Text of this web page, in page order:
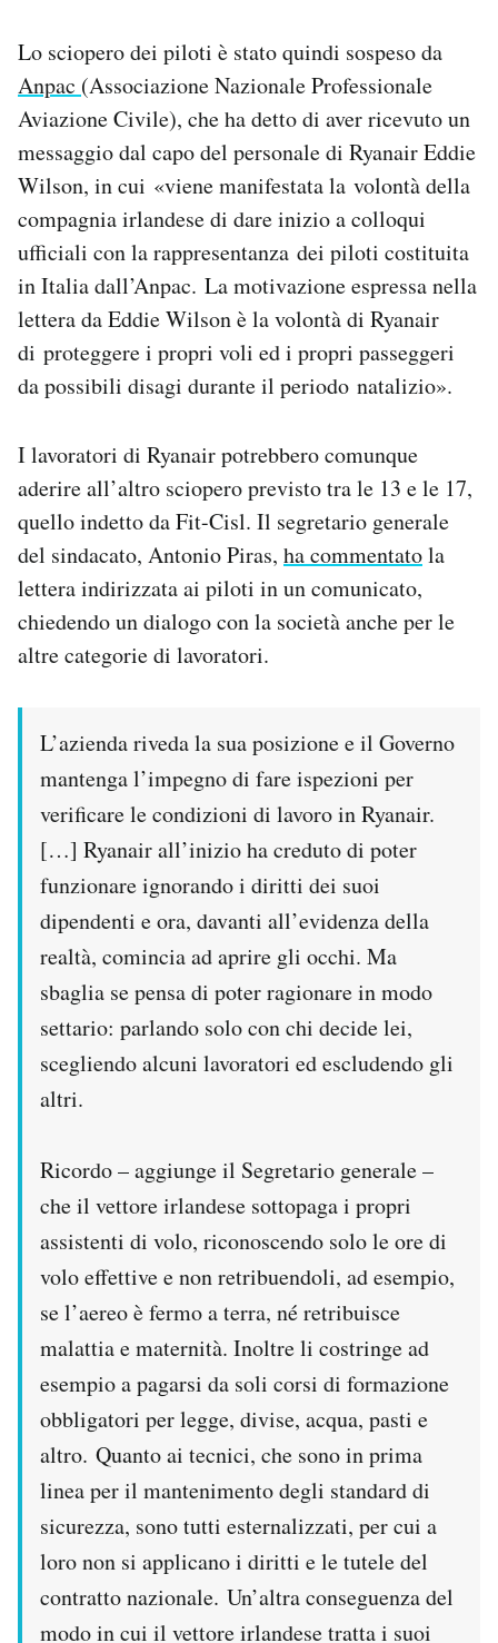
Lo sciopero dei piloti è stato quindi sospeso da
Anpac (Associazione Nazionale Professionale
Aviazione Civile), che ha detto di aver ricevuto un
messaggio dal capo del personale di Ryanair Eddie
Wilson, in cui «viene manifestata la volontà della
compagnia irlandese di dare inizio a colloqui
ufficiali con la rappresentanza dei piloti costituita
in Italia dall’Anpac. La motivazione espressa nella
lettera da Eddie Wilson è la volontà di Ryanair
di proteggere i propri voli ed i propri passeggeri
da possibili disagi durante il periodo natalizio».
I lavoratori di Ryanair potrebbero comunque
aderire all’altro sciopero previsto tra le 13 e le 17,
quello indetto da Fit-Cisl. Il segretario generale
del sindacato, Antonio Piras, ha commentatola
lettera indirizzata ai piloti in un comunicato,
chiedendo un dialogo con la società anche per le
altre categorie di lavoratori.
L’azienda riveda la sua posizione e il Governo
mantenga l’impegno di fare ispezioni per
verificare le condizioni di lavoro in Ryanair.
[…] Ryanair all’inizio ha creduto di poter
funzionare ignorando i diritti dei suoi
dipendenti e ora, davanti all’evidenza della
realtà, comincia ad aprire gli occhi. Ma
sbaglia se pensa di poter ragionare in modo
settario: parlando solo con chi decide lei,
scegliendo alcuni lavoratori ed escludendo gli
altri.
Ricordo – aggiunge il Segretario generale –
che il vettore irlandese sottopaga i propri
assistenti di volo, riconoscendo solo le ore di
volo effettive e non retribuendoli, ad esempio,
se l’aereo è fermo a terra, né retribuisce
malattia e maternità. Inoltre li costringe ad
esempio a pagarsi da soli corsi di formazione
obbligatori per legge, divise, acqua, pasti e
altro. Quanto ai tecnici, che sono in prima
linea per il mantenimento degli standard di
sicurezza, sono tutti esternalizzati, per cui a
loro non si applicano i diritti e le tutele del
contratto nazionale. Un’altra conseguenza del
modo in cui il vettore irlandese tratta i suoi